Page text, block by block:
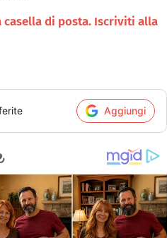
di posta. Iscriviti alla
Aggiungi